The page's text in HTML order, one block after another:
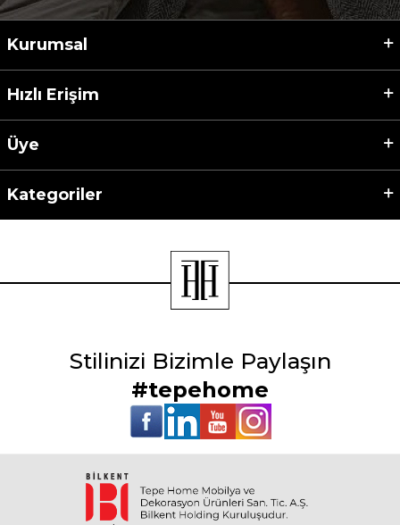
Kurumsal
Hızlı Erişim
Üye
Kategoriler
Stilinizi Bizimle Paylaşın
#tepehome